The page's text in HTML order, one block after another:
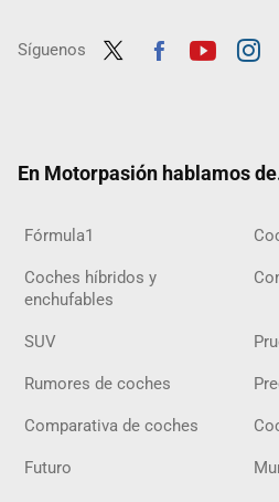
Síguenos
En Motorpasión hablamos
Fórmula1
Coches híbridos y
enchufables
SUV
Rumores de coches
Comparativa de coches
Futuro